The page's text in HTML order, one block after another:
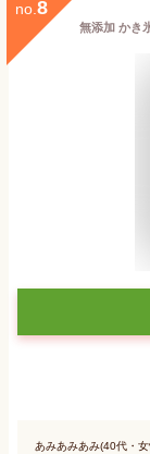
no. 8
あみあみあみ(40代・